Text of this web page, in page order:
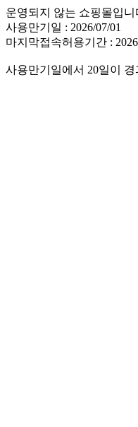
운영되지 않는 쇼핑몰입니
사용만기일 : 2026/07/01
마지막접속허용기간 :
사용만기일에서 20일이